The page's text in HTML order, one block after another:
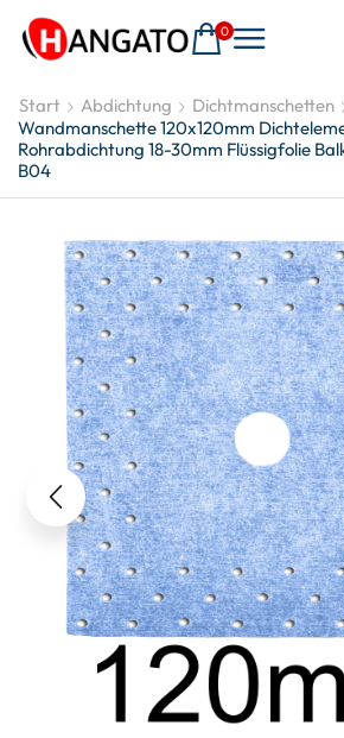
0
Start Abdichtung
Dichtmanschetten
Wandmanschette 120x120mm
Rohrabdichtung 18-30mm Flüssigfolie
B04